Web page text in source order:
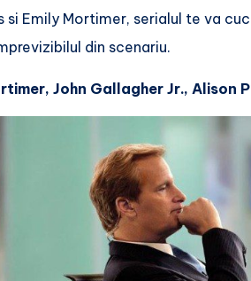
si Emily Mortimer, serialul te va
din scenariu.
John Gallagher Jr., Alison